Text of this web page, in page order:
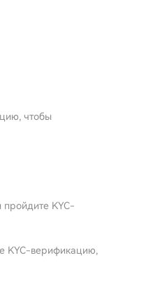
чтобы
пройдите KYC-
KYC-верификацию,